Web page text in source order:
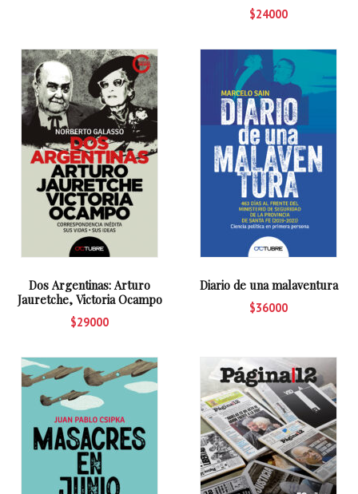
$24000
Dos Argentinas: Arturo
Jauretche, Victoria Ocampo
$29000
Diario de una malaventura
$36000